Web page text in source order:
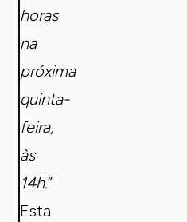
horas
na
próxima
quinta-
feira,
às
14h.”
Esta